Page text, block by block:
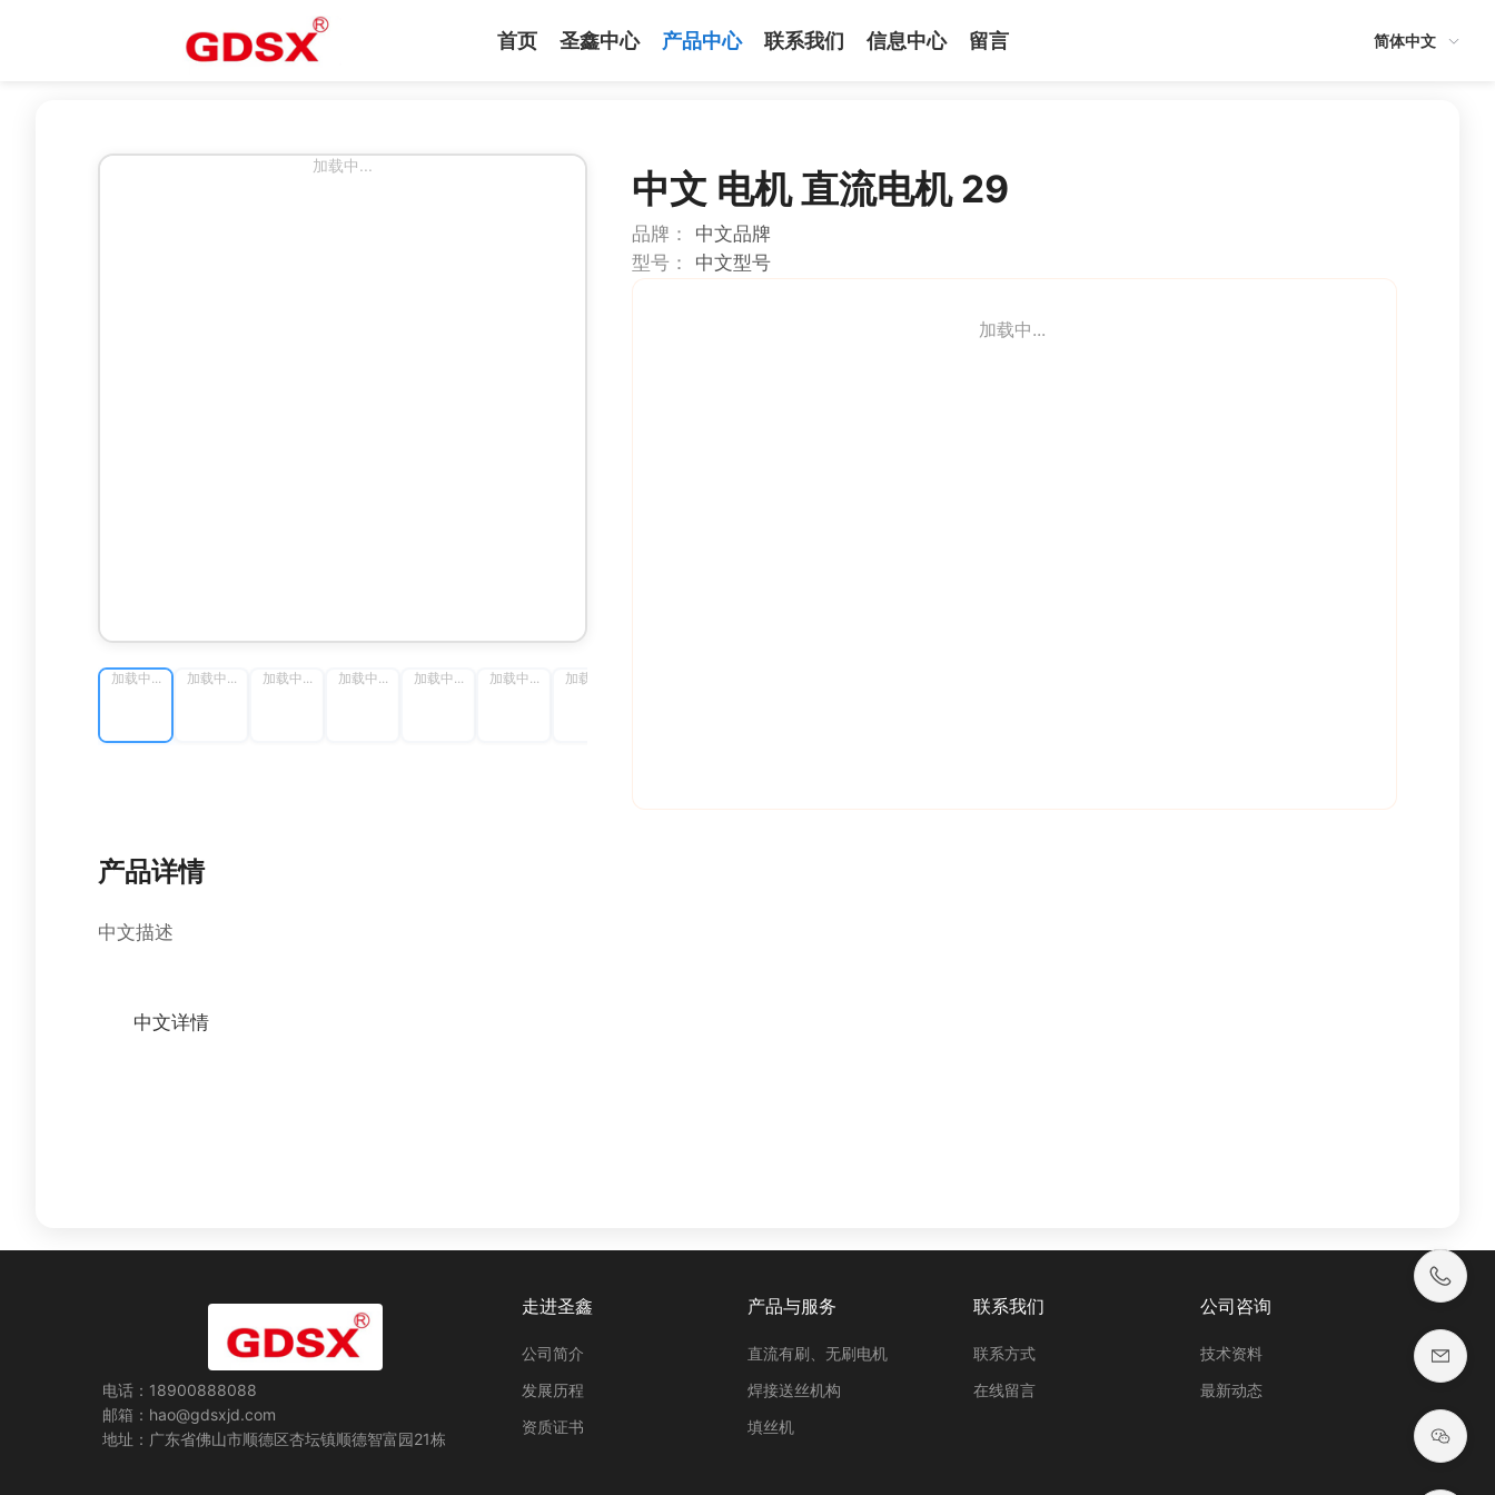
首页 圣鑫中心 产品中心 联系我们 信息中心 留言 简体中文
加载中...
加载中... 加载中... 加载中... 加载中... 加载中... 加载中... 加载中...
中文 电机 直流电机 29
品牌：
中文品牌
型号：
中文型号
加载中...
产品详情
中文描述
中文详情
电话：18900888088
邮箱：hao@gdsxjd.com
地址：广东省佛山市顺德区杏坛镇顺德智富园21栋
走进圣鑫
公司简介
发展历程
资质证书
产品与服务
直流有刷、无刷电机
焊接送丝机构
填丝机
联系我们
联系方式
在线留言
公司咨询
技术资料
最新动态